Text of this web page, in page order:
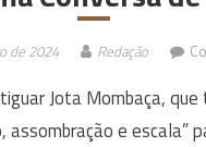
de 2024 Redação
Jota Mombaça,
e escala”